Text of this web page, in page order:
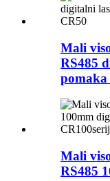
Mali
RS485
pomaka
Mali
RS485